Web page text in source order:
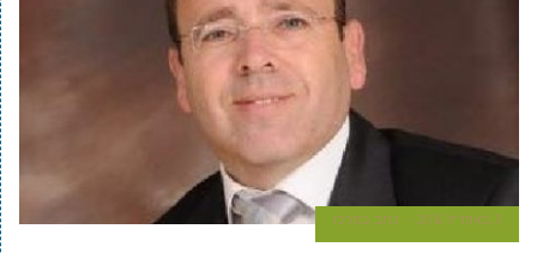
3 באפריל 2016 כתב במרכז